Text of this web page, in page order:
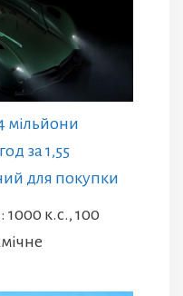
мільйони
за 1,55
для покупки
к.с., 100